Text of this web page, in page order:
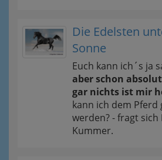
Die Edelsten
Sonne
Euch kann ich´s ja
aber schon
gar nichts ist mir
kann ich dem Pferd
werden? - fragt sich
Kummer.